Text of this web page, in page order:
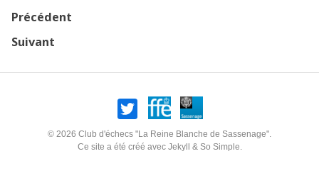
Précédent
Suivant
© 2026 Club d'échecs "La Reine Blanche de Sassenage".
Ce site a été créé avec Jekyll & So Simple